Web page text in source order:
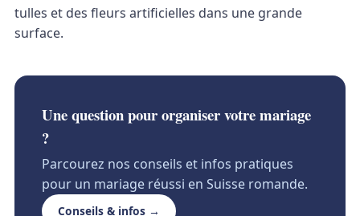
tulles et des fleurs artificielles dans une grande
surface.
Une question pour organiser votre mariage
?
Parcourez nos conseils et infos pratiques
pour un mariage réussi en Suisse romande.
Conseils & infos →